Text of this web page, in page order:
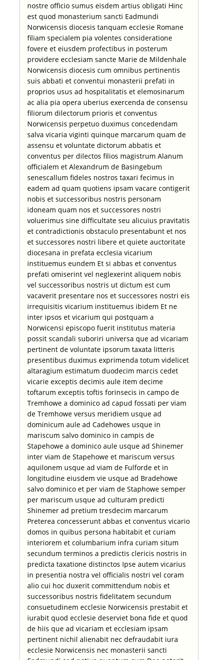
nostre officio sumus eisdem artius obligati Hinc
est quod monasterium sancti Eadmundi
Norwicensis diocesis tanquam ecclesie Romane
filiam specialem pia volentes consideratione
fovere et eiusdem profectibus in posterum
providere ecclesiam sancte Marie de Mildenhale
Norwicensis diocesis cum omnibus pertinentis
suis abbati et conventui monasterii prefati in
proprios usus ad hospitalitatis et elemosinarum
ac alia pia opera uberius exercenda de consensu
filiorum dilectorum prioris et conventus
Norwicensis perpetuo duximus concedendam
salva vicaria viginti quinque marcarum quam de
assensu et voluntate dictorum abbatis et
conventus per dilectos filios magistrum Alanum
officialem et Alexandrum de Basingebum
senescallum fideles nostros taxari fecimus in
eadem ad quam quotiens ipsam vacare contigerit
nobis et successoribus nostris personam
idoneam quam nos et successores nostri
voluerimus sine difficultate seu alicuius pravitatis
et contradictionis obstaculo presentabunt et nos
et successores nostri libere et quiete auctoritate
diocesana in prefata ecclesia vicarium
instituemus eundem Et si abbas et conventus
prefati omiserint vel neglexerint aliquem nobis
vel successoribus nostris ut dictum est cum
vacaverit presentare nos et successores nostri eis
irrequisitis vicarium instituemus ibidem Et ne
inter ipsos et vicarium qui postquam a
Norwicensi episcopo fuerit institutus materia
possit scandali suboriri universa que ad vicariam
pertinent de voluntate ipsorum taxata litteris
presentibus duximus exprimenda totum videlicet
altaragium estimatum duodecim marcis cedet
vicarie exceptis decimis aule item decime
toftarum exceptis toftis forinsecis in campo de
Tremhowe a dominico ad capud fossati per viam
de Tremhowe versus meridiem usque ad
dominicum aule ad Cadehowes usque in
mariscum salvo dominico in campis de
Stapehowe a dominico aule usque ad Shinemer
inter viam de Stapehowe et mariscum versus
aquilonem usque ad viam de Fulforde et in
longitudine eiusdem vie usque ad Bradehowe
salvo dominico et per viam de Staphowe semper
per mariscum usque ad culturam predicti
Shinemer ad pretium tresdecim marcarum
Preterea concesserunt abbas et conventus vicario
domos in quibus persona habitabit et curiam
interiorem et columbarium infra curiam situm
secundum terminos a predictis clericis nostris in
predicta taxatione distinctos Ipse autem vicarius
in presentia nostra vel officialis nostri vel coram
alio cui hoc duxerit committendum nobis et
successoribus nostris fidelitatem secundum
consuetudinem ecclesie Norwicensis prestabit et
iurabit quod ecclesie deserviet bona fide et quod
de hiis que ad vicariam et ecclesiam ipsam
pertinent nichil alienabit nec defraudabit iura
ecclesie Norwicensis nec monasterii sancti